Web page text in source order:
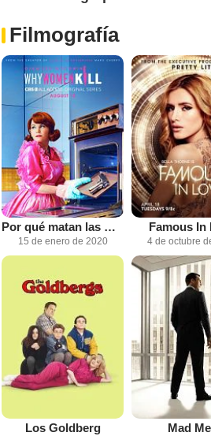
Filmografía
Por qué matan las mujeres
15 de enero de 2020
Famous In
4 de octubre
Los Goldberg Mad